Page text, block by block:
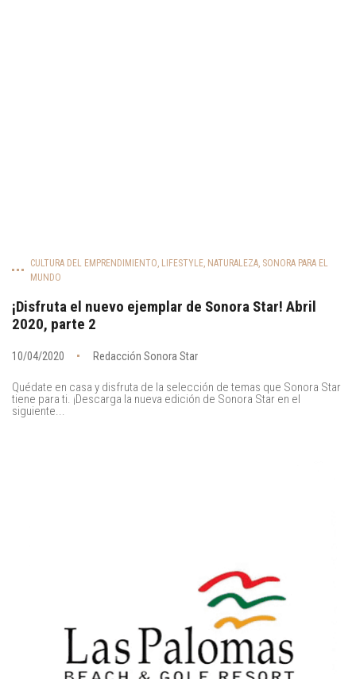
CULTURA DEL EMPRENDIMIENTO LIFESTYLE NATURALEZA SONORA PARA EL
MUNDO
¡Disfruta el nuevo ejemplar de Sonora Star! Abril
2020, parte 2
10/04/2020 Redacción Sonora Star
Quédate en casa y disfruta de la selección de temas que Sonora Star
tiene para ti. ¡Descarga la nueva edición de Sonora Star en el
siguiente...